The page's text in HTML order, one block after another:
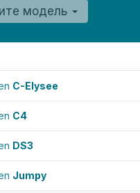
модель
C-Elysee
C4
DS3
Jumpy